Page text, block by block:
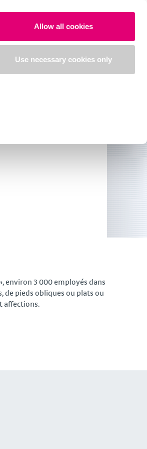
Allow all cookies
Use necessary cookies only
Formulaire de commande
environ 3 000 employés dans
de pieds obliques ou plats ou
affections.